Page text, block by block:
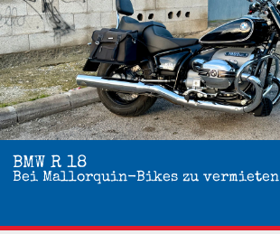
BMW R 18
Bei Mallorquin-Bikes zu vermieten